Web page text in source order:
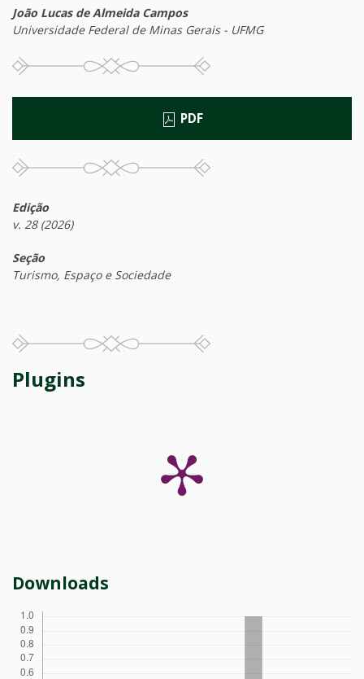
João Lucas de Almeida Campos
Universidade Federal de Minas Gerais - UFMG
PDF
Edição
v. 28 (2026)
Seção
Turismo, Espaço e Sociedade
Plugins
Downloads